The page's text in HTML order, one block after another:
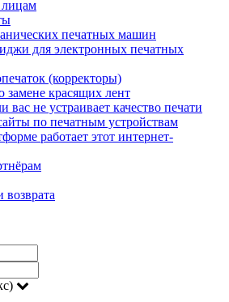
печатных машин
для электронных печатных
(корректоры)
замене красящих лент
вас не устраивает качество печати
по печатным устройствам
работает этот интернет-
возврата